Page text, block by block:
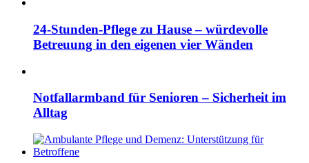
24-Stunden-Pflege zu Hause – würdevolle
Betreuung in den eigenen vier Wänden
Notfallarmband für Senioren – Sicherheit im
Alltag